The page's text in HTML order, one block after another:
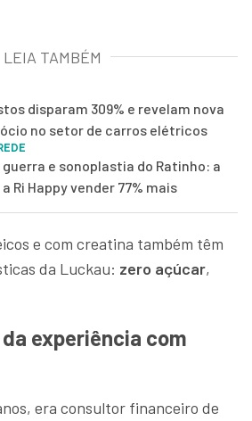
LEIA TAMBÉM
disparam 309% e revelam nova
no setor de carros elétricos
e sonoplastia do Ratinho: a
Ri Happy vender 77% mais
e com creatina também têm
da Luckau: zero açúcar,
experiência com
era consultor financeiro de